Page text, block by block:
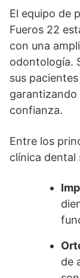
El equipo de
Fueros 22
con una
odontología.
sus
garantizando
confianza.
Entre los
clínica dental
de